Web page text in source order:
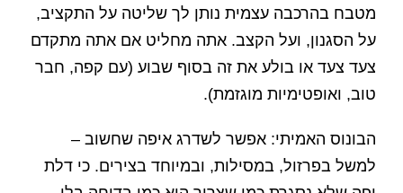
מטבח בהרכבה עצמית נותן לך שליטה על התקציב,
על הסגנון, ועל הקצב. אתה מחליט אם אתה מתקדם
צעד צעד או בולע את זה בסוף שבוע (עם קפה, חבר
טוב, ואופטימיות מוגזמת).
הבונוס האמיתי: אפשר לשדרג איפה שחשוב –
למשל בפרזול, במסילות, ובמיוחד בצירים. כי דלת